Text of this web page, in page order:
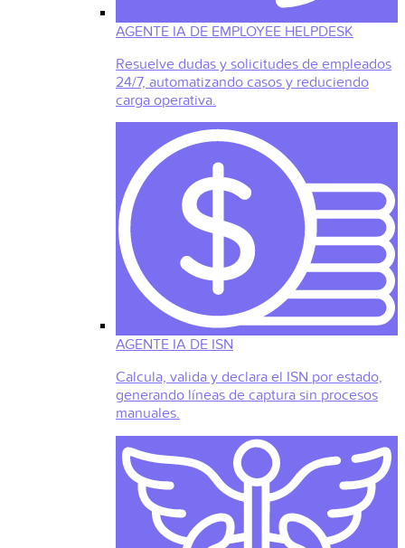
AGENTE IA DE EMPLOYEE HELPDESK
Resuelve dudas y solicitudes de empleados
24/7, automatizando casos y reduciendo
carga operativa.
AGENTE IA DE ISN
Calcula, valida y declara el ISN por estado,
generando líneas de captura sin procesos
manuales.